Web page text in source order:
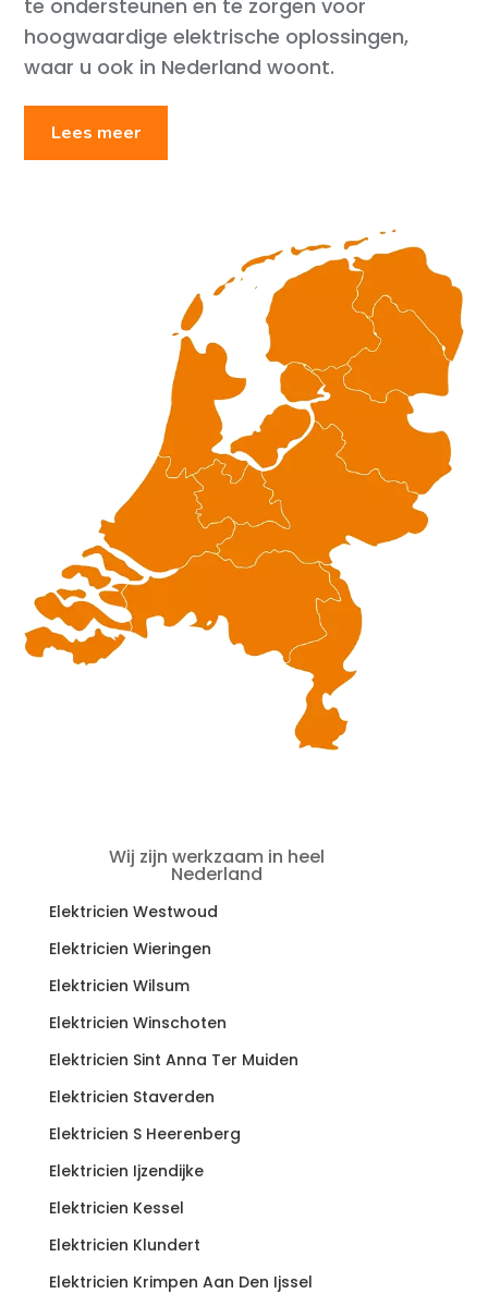
te ondersteunen en te zorgen voor
hoogwaardige elektrische oplossingen,
waar u ook in Nederland woont.
Lees meer
Wij zijn werkzaam in heel
Nederland
Elektricien Westwoud
Elektricien Wieringen
Elektricien Wilsum
Elektricien Winschoten
Elektricien Sint Anna Ter Muiden
Elektricien Staverden
Elektricien S Heerenberg
Elektricien Ijzendijke
Elektricien Kessel
Elektricien Klundert
Elektricien Krimpen Aan Den Ijssel